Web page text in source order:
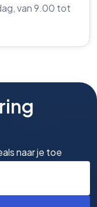
van 9.00 tot
naar je toe